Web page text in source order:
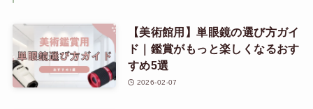
【​美術館用】単眼鏡の選び方ガイ
ド｜鑑賞がもっと楽しくなるおす
すめ5選
2026-02-07